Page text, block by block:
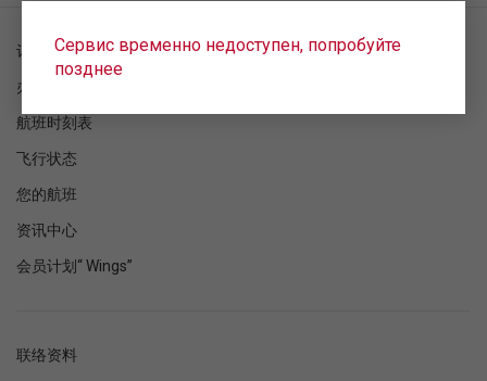
Сервис временно недоступен, попробуйте
позднее
订单检查
办理登机手续
航班时刻表
飞行状态
您的航班
资讯中心
会员计划“ Wings”
联络资料